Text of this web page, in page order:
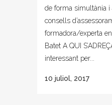
de forma simultània i
consells
formadora/experta
Batet A QUI
interessant per...
10 juliol, 2017